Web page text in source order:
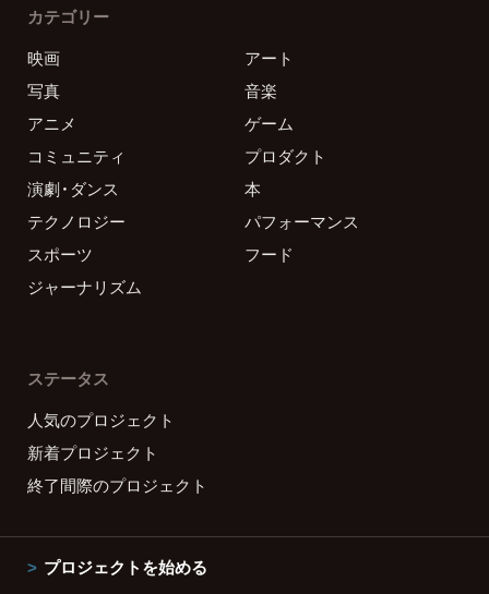
カテゴリー
映画
アート
写真
音楽
アニメ
ゲーム
コミュニティ
プロダクト
演劇・ダンス
本
テクノロジー
パフォーマンス
スポーツ
フード
ジャーナリズム
ステータス
人気のプロジェクト
新着プロジェクト
終了間際のプロジェクト
プロジェクトを始める